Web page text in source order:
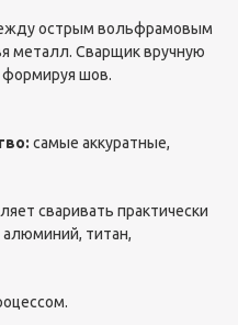
острым вольфрамовым
металл. Сварщик вручную
формируя шов.
самые аккуратные,
сваривать практически
титан,